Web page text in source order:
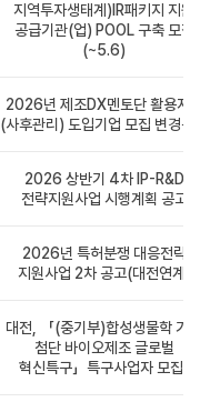
지역투자생태계)IR패키지 지원
공급기관(업) POOL 구축 모집
(~5.6)
2026년 제조DX멘토단 활용지
(사후관리) 도입기업 모집 변경공
2026 상반기 4차 IP-R&D
전략지원사업 시행계획 공고
2026년 특허분쟁 대응전략
지원사업 2차 공고(대전연계)
대전, 「(중기부)합성생물학 기
첨단 바이오제조 글로벌
혁신특구」특구사업자 모집..